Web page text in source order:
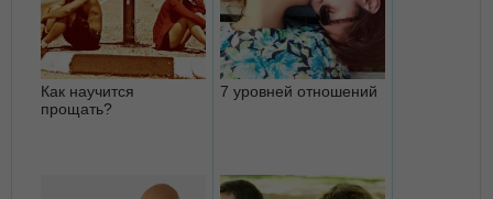
Как научится
прощать?
7 уровней отношений